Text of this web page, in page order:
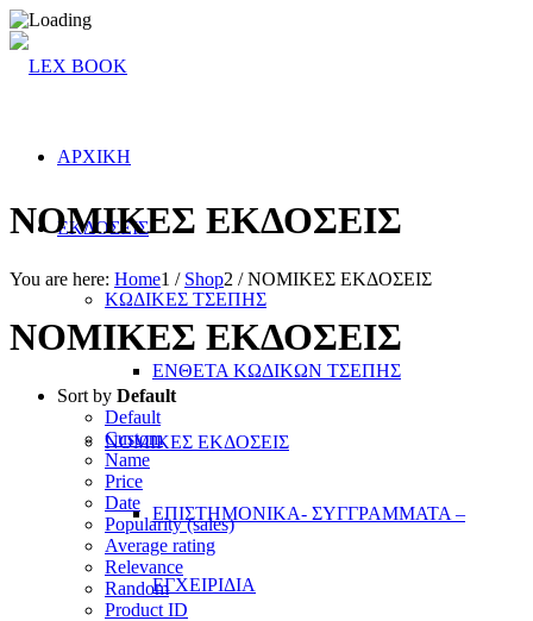
ΑΡΧΙΚΗ
ΕΚΔΟΣΕΙΣ
ΚΩΔΙΚΕΣ ΤΣΕΠΗΣ
ΕΝΘΕΤΑ ΚΩΔΙΚΩΝ ΤΣΕΠΗΣ
ΝΟΜΙΚΕΣ ΕΚΔΟΣΕΙΣ
ΕΠΙΣΤΗΜΟΝΙΚΑ- ΣΥΓΓΡΑΜΜΑΤΑ –
ΕΓΧΕΙΡΙΔΙΑ
ΝΟΜΙΚΕΣ ΕΚΔΟΣΕΙΣ
You are here: Home1 / Shop2 / ΝΟΜΙΚΕΣ ΕΚΔΟΣΕΙΣ
ΝΟΜΙΚΕΣ ΕΚΔΟΣΕΙΣ
Sort by Default
Default
Custom
Name
Price
Date
Popularity (sales)
Average rating
Relevance
Random
Product ID